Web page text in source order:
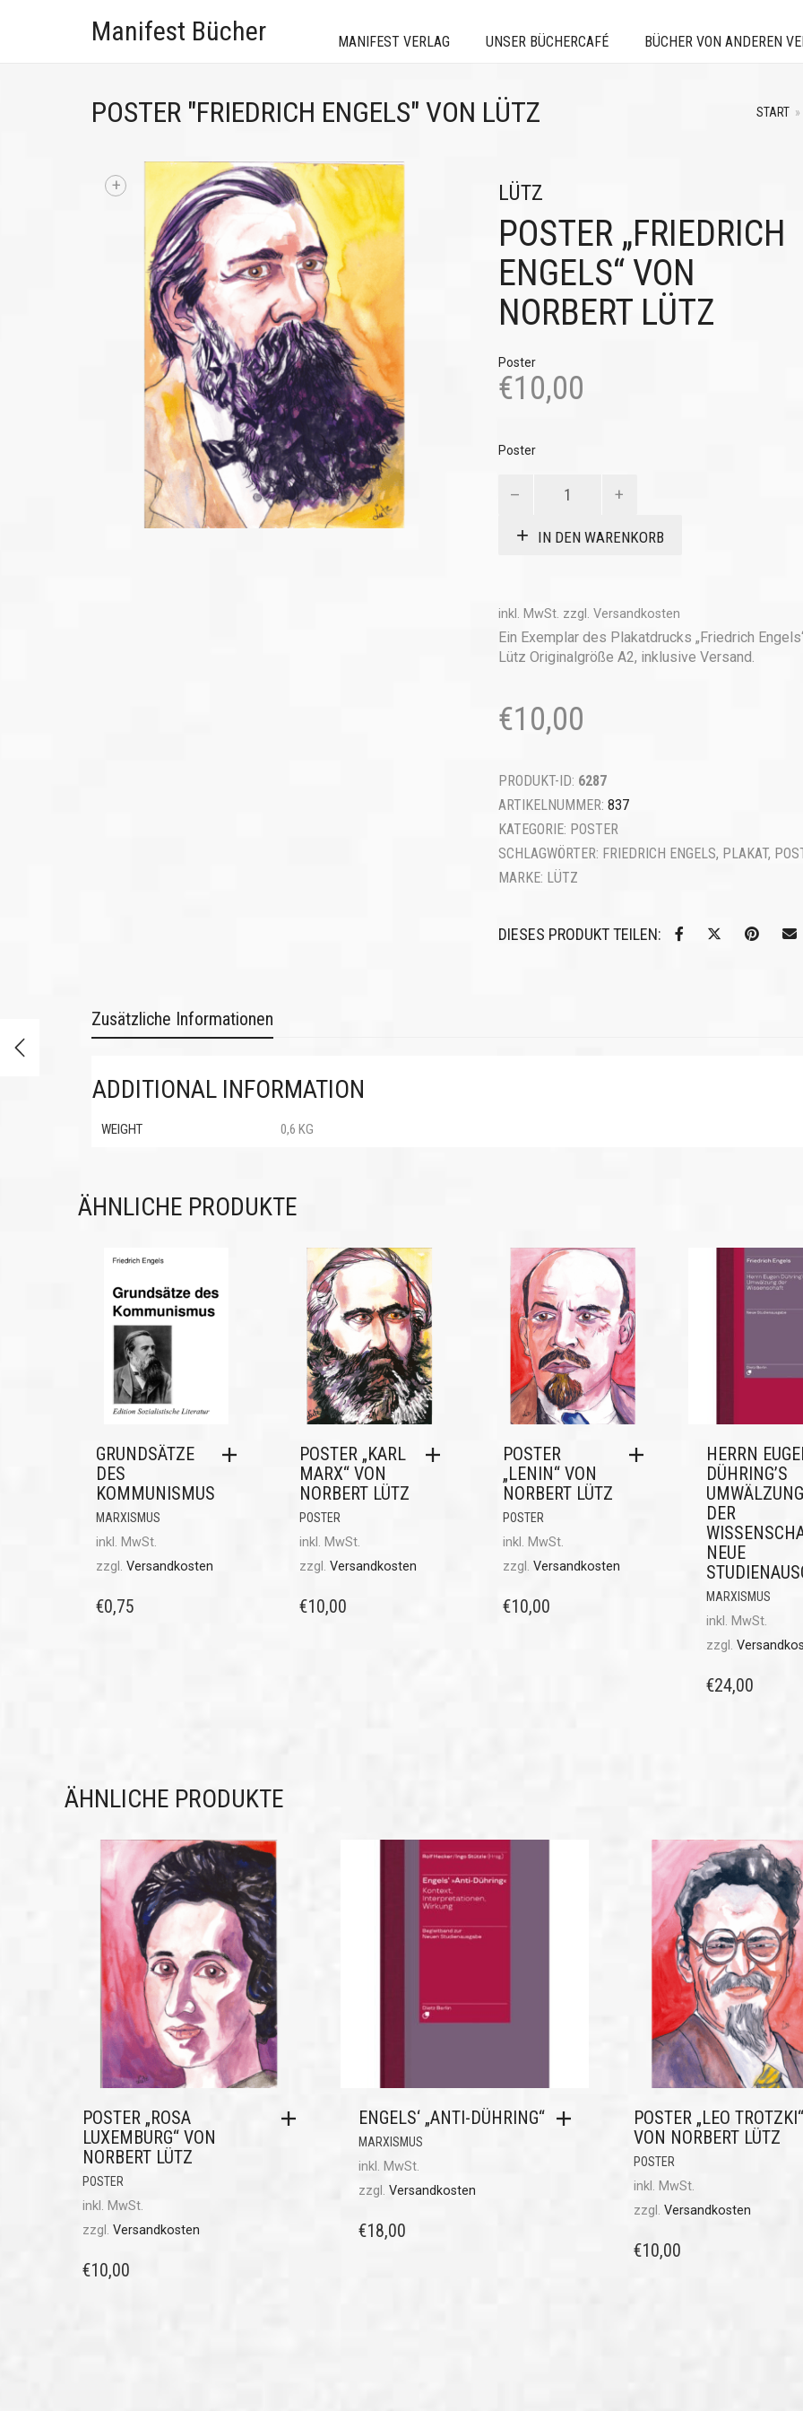
Manifest Bücher MANIFEST VERLAG UNSER BÜCHERCAFÉ BÜCHER VON ANDEREN
POSTER "FRIEDRICH ENGELS" VON LÜTZ START »
+ LÜTZ
POSTER „FRIEDRICH
ENGELS“ VON
NORBERT LÜTZ
Poster
€10,00
Poster
von
IN DEN WARENKORB
inkl. MwSt. zzgl. Versandkosten
Ein Exemplar des Plakatdrucks „Friedrich
Lütz Originalgröße A2, inklusive Versand.
€10,00
PRODUKT-ID: 6287
ARTIKELNUMMER: 837
KATEGORIE: POSTER
SCHLAGWÖRTER: FRIEDRICH ENGELS, PLAKAT,
MARKE: LÜTZ
DIESES PRODUKT TEILEN:
Zusätzliche Informationen
ADDITIONAL INFORMATION
WEIGHT 0,6 KG
ÄHNLICHE PRODUKTE
GRUNDSÄTZE
DES
KOMMUNISMUS
MARXISMUS
inkl. MwSt.
zzgl. Versandkosten
€0,75
POSTER „KARL
MARX“ VON
NORBERT LÜTZ
POSTER
inkl. MwSt.
zzgl. Versandkosten
€10,00
POSTER
„LENIN“ VON
NORBERT LÜTZ
POSTER
inkl. MwSt.
zzgl. Versandkosten
€10,00
HERRN
DÜHRING’S
UMWÄLZUNG
DER
NEUE
MARXISMUS
inkl. MwSt.
zzgl.
€24,00
ÄHNLICHE PRODUKTE
POSTER „ROSA
LUXEMBURG“ VON
NORBERT LÜTZ
POSTER
inkl. MwSt.
zzgl. Versandkosten
€10,00
ENGELS‘ „ANTI-DÜHRING“
MARXISMUS
inkl. MwSt.
zzgl. Versandkosten
€18,00
POSTER „LEO TROTZKI“
VON NORBERT LÜTZ
POSTER
inkl. MwSt.
zzgl. Versandkosten
€10,00